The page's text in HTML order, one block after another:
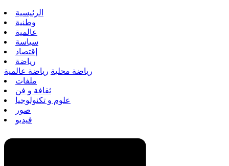
الرئيسية
وطنية
عالمية
سياسة
إقتصاد
رياضة
رياضة محلية رياضة عالمية
ملفات
ثقافة و فن
علوم و تكنولوجيا
صور
فيديو